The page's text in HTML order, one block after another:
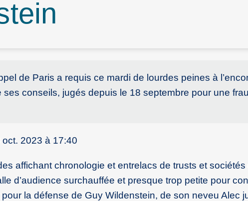
de Paris a requis ce mardi de lourdes peines à
ses conseils, jugés depuis le 18 septembre pour une
2023 à 17:40
affichant chronologie et entrelacs de trusts et sociétés
d’audience surchauffée et presque trop petite pour
la défense de Guy Wildenstein, de son neveu Alec